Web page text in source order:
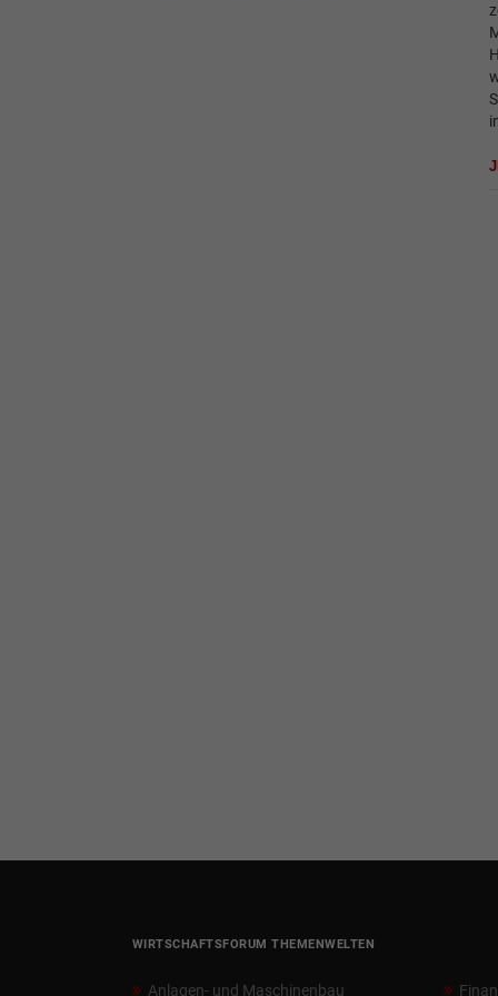
WIRTSCHAFTSFORUM THEMENWELTEN
Anlagen- und Maschinenbau